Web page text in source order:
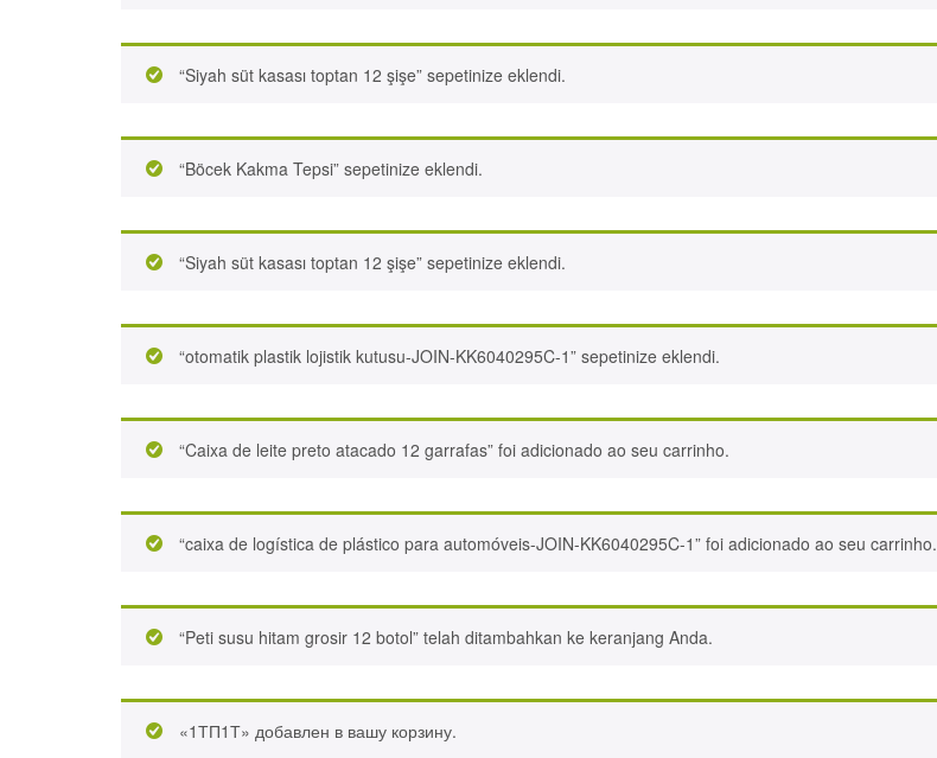
“Siyah süt kasası toptan 12 şişe” sepetinize eklendi.
“Böcek Kakma Tepsi” sepetinize eklendi.
“Siyah süt kasası toptan 12 şişe” sepetinize eklendi.
“otomatik plastik lojistik kutusu-JOIN-KK6040295C-1” sepetinize eklendi.
“Caixa de leite preto atacado 12 garrafas” foi adicionado ao seu carrinho.
“caixa de logística de plástico para automóveis-JOIN-KK6040295C-1” foi adicionado ao seu carrinho.
“Peti susu hitam grosir 12 botol” telah ditambahkan ke keranjang Anda.
«1ТП1Т» добавлен в вашу корзину.